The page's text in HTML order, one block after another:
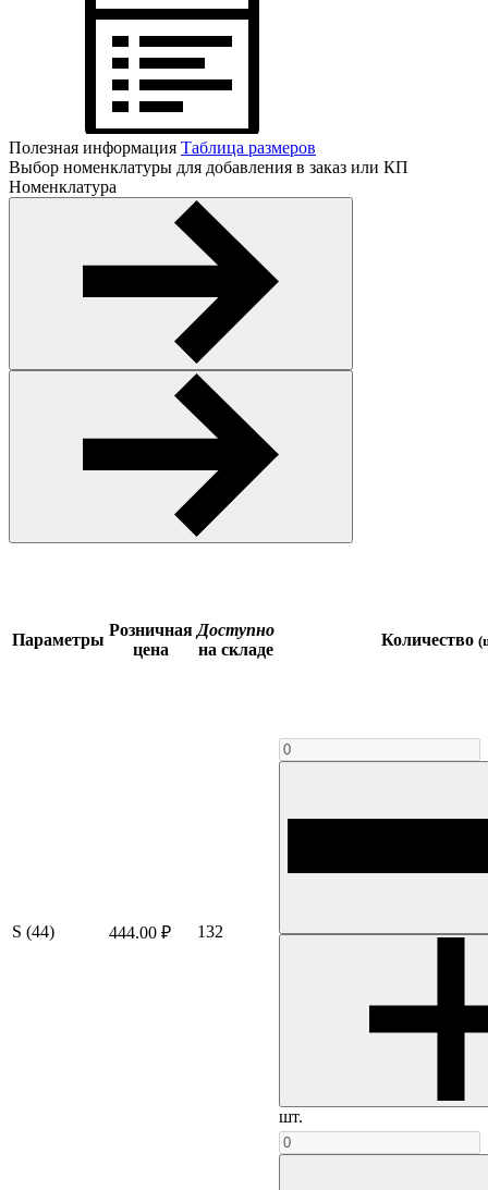
Полезная информация Таблица размеров
Выбор номенклатуры для добавления в заказ или КП
Номенклатура
Параметры
Розничная
цена
Доступно
на складе
Количество
S (44) 444.00 ₽ 132
шт.